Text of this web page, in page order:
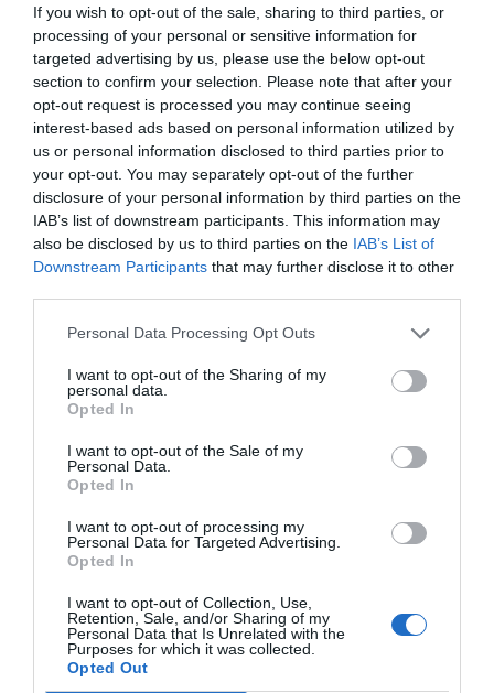
If you wish to opt-out of the sale, sharing to third parties, or
processing of your personal or sensitive information for
targeted advertising by us, please use the below opt-out
section to confirm your selection. Please note that after your
opt-out request is processed you may continue seeing
interest-based ads based on personal information utilized by
us or personal information disclosed to third parties prior to
your opt-out. You may separately opt-out of the further
disclosure of your personal information by third parties on the
IAB’s list of downstream participants. This information may
also be disclosed by us to third parties on the IAB’s List of
Downstream Participants that may further disclose it to other
Personal Data Processing Opt Outs
I want to opt-out of the Sharing of my
personal data.
Opted In
I want to opt-out of the Sale of my
Personal Data.
Opted In
I want to opt-out of processing my
Personal Data for Targeted Advertising.
Opted In
I want to opt-out of Collection, Use,
Retention, Sale, and/or Sharing of my
Personal Data that Is Unrelated with the
Purposes for which it was collected.
Opted Out
Índex2P
Inversión pública
para construir el centro deportivo del barrio, que es
una reivindicación que llevamos muchos años
realizando los vecinos. Nuestro deseo es que al final de
año podamos ver las obras iniciadas y en breve
Añadir2Playbookcomo fuente preferida de Google
de forma gratuita
Mantente informado con las últimas noticias de actualidad.
ACTIVAR AHORA
Imprimir
Publicidad
2Playbook Club 2P